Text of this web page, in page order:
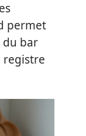
permet
du bar
registre